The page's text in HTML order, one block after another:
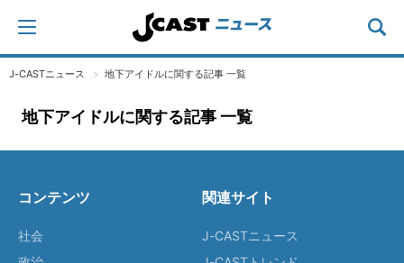
J-CASTニュース 地下アイドルに関する記事 一覧
地下アイドルに関する記事 一覧
コンテンツ
社会
関連サイト
J-CASTニュース